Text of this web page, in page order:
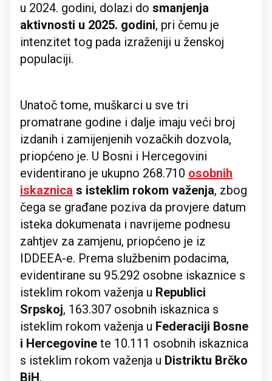
u 2024. godini, dolazi do smanjenja
aktivnosti u 2025. godini, pri čemu je
intenzitet tog pada izraženiji u ženskoj
populaciji.
Unatoč tome, muškarci u sve tri
promatrane godine i dalje imaju veći broj
izdanih i zamijenjenih vozačkih dozvola,
priopćeno je. U Bosni i Hercegovini
evidentirano je ukupno 268.710 osobnih
iskaznica s isteklim rokom važenja, zbog
čega se građane poziva da provjere datum
isteka dokumenata i navrijeme podnesu
zahtjev za zamjenu, priopćeno je iz
IDDEEA-e. Prema službenim podacima,
evidentirane su 95.292 osobne iskaznice s
isteklim rokom važenja u Republici
Srpskoj, 163.307 osobnih iskaznica s
isteklim rokom važenja u Federaciji Bosne
i Hercegovine te 10.111 osobnih iskaznica
s isteklim rokom važenja u Distriktu Brčko
BiH.